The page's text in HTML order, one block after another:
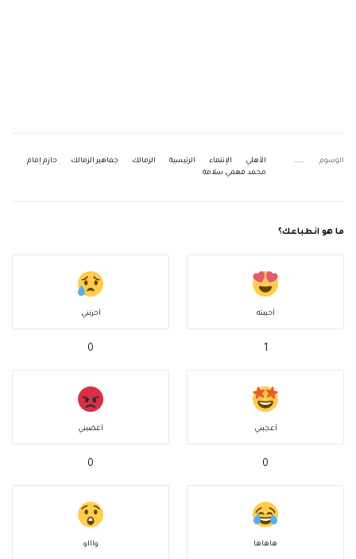
الوسوم الأهلي الإنتماء الرئيسية الزمالك جماهير الزمالك
حازم إمام
محمد فهمي سلامة
ما هو انطباعك؟
أحببته
1
أحزنني
0
أعجبني
0
أغضبني
0
هاهاها واااو